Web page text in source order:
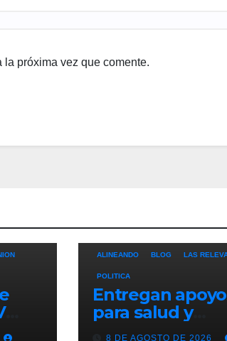
próxima vez que comente.
ALINEANDO BLOG LAS
POLITICA
Entregan
para salud y
necesidades
8 DE AGOSTO DE 2026